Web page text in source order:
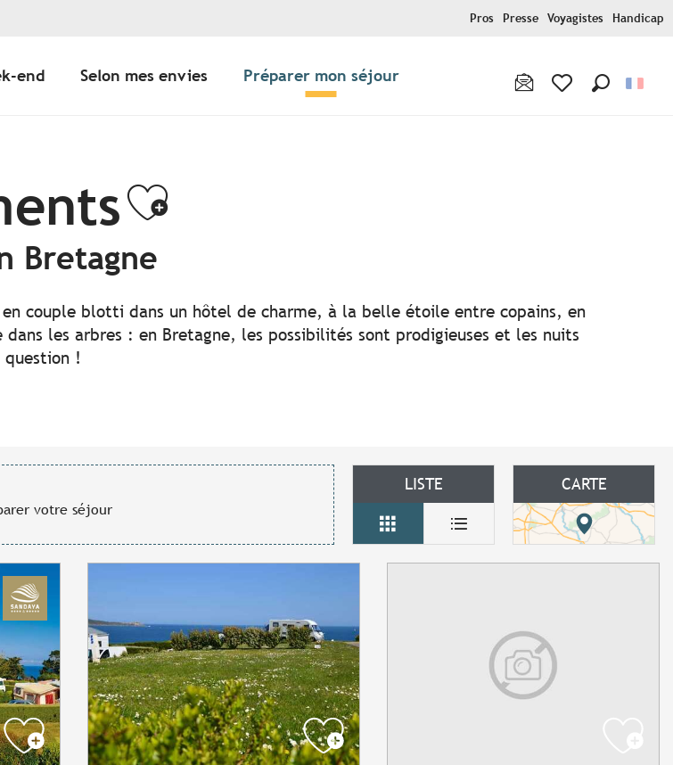
Pros Presse Voyagistes Handicap
end Selon mes envies Préparer mon séjour
Ajouter aux favoris
Bretagne
couple blotti dans un hôtel de charme, à la belle étoile entre copains, en
les arbres : en Bretagne, les possibilités sont prodigieuses et les nuits
!
votre séjour
LISTE CARTE